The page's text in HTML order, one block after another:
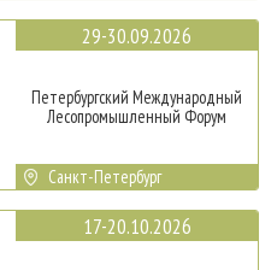
29-30.09.2026
Петербургский Международный
Лесопромышленный Форум
Санкт-Петербург
17-20.10.2026